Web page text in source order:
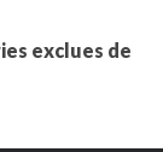
exclues de